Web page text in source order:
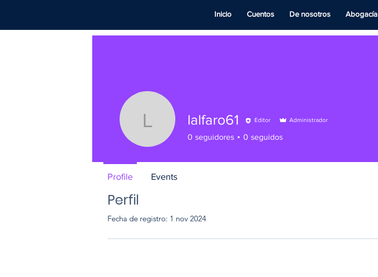
Inicio Cuentos De nosotros Abogacía
Perfil
Fecha de registro: 1 nov 2024
lalfaro61
lalfaro61 Editor Administrador
0 seguidores 0 seguidos
Profile Events